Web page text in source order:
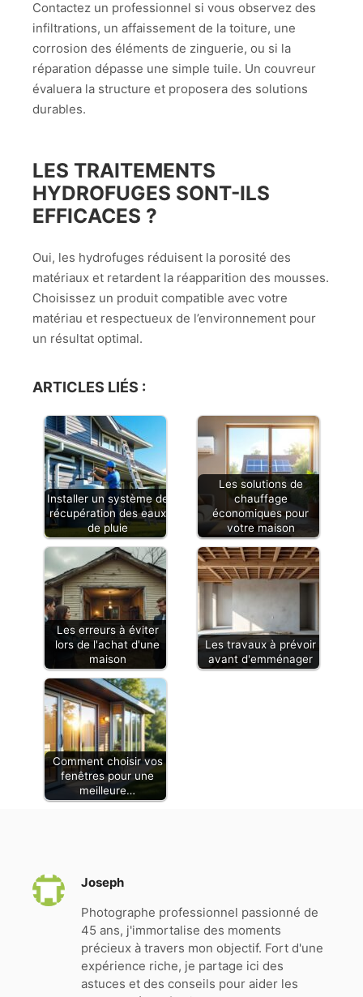
Contactez un professionnel si vous observez des
infiltrations, un affaissement de la toiture, une
corrosion des éléments de zinguerie, ou si la
réparation dépasse une simple tuile. Un couvreur
évaluera la structure et proposera des solutions
durables.
LES TRAITEMENTS
HYDROFUGES SONT-ILS
EFFICACES ?
Oui, les hydrofuges réduisent la porosité des
matériaux et retardent la réapparition des mousses.
Choisissez un produit compatible avec votre
matériau et respectueux de l’environnement pour
un résultat optimal.
ARTICLES LIÉS :
Installer un système de
récupération des eaux
de pluie
Les solutions de
chauffage
économiques pour
votre maison
Les erreurs à éviter
lors de l'achat d'une
maison
Les travaux à prévoir
avant d'emménager
Comment choisir vos
fenêtres pour une
meilleure…
Joseph
Photographe professionnel passionné de
45 ans, j'immortalise des moments
précieux à travers mon objectif. Fort d'une
expérience riche, je partage ici des
astuces et des conseils pour aider les